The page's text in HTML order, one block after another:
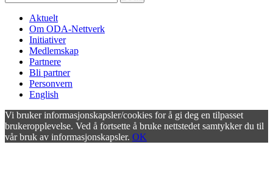
Aktuelt
Om ODA-Nettverk
Initiativer
Medlemskap
Partnere
Bli partner
Personvern
English
Vi bruker informasjonskapsler/cookies for å gi deg en tilpasset
brukeropplevelse. Ved å fortsette å bruke nettstedet samtykker du til
vår bruk av informasjonskapsler. OK